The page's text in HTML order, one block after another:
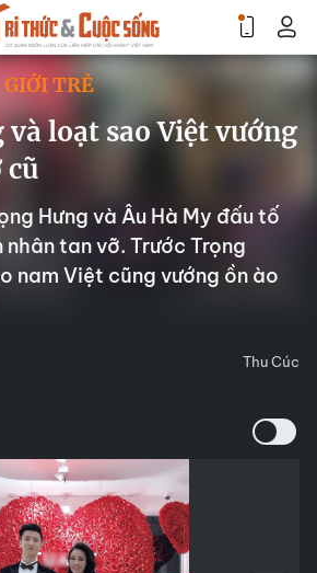
TRẺ
loạt sao Việt vướng
cũ
Hưng và Âu Hà My đấu tố
nhân tan vỡ. Trước Trọng
nam Việt cũng vướng ồn ào
Thu Cúc